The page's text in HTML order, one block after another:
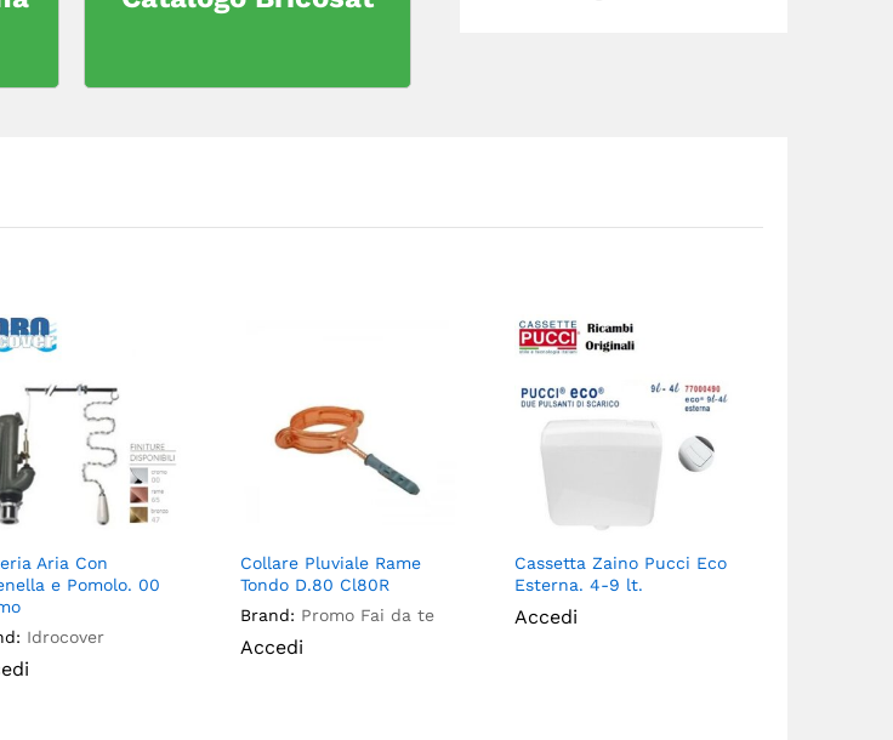
Aria Con
e Pomolo. 00
Idrocover
Collare Pluviale Rame
Tondo D.80 Cl80R
Brand: Promo Fai da te
Accedi
Cassetta Zaino Pucci Eco
Esterna. 4-9 lt.
Accedi